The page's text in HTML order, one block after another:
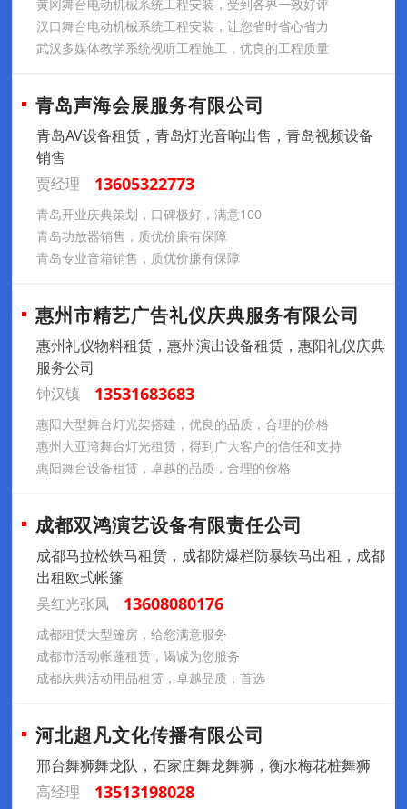
黄冈舞台电动机械系统工程安装，受到各界一致好评
汉口舞台电动机械系统工程安装，让您省时省心省力
武汉多媒体教学系统视听工程施工，优良的工程质量
青岛声海会展服务有限公司
青岛AV设备租赁，青岛灯光音响出售，青岛视频设备
销售
贾经理
13605322773
青岛开业庆典策划，口碑极好，满意100
青岛功放器销售，质优价廉有保障
青岛专业音箱销售，质优价廉有保障
惠州市精艺广告礼仪庆典服务有限公司
惠州礼仪物料租赁，惠州演出设备租赁，惠阳礼仪庆典
服务公司
钟汉镇
13531683683
惠阳大型舞台灯光架搭建，优良的品质，合理的价格
惠州大亚湾舞台灯光租赁，得到广大客户的信任和支持
惠阳舞台设备租赁，卓越的品质，合理的价格
成都双鸿演艺设备有限责任公司
成都马拉松铁马租赁，成都防爆栏防暴铁马出租，成都
出租欧式帐篷
吴红光张凤
13608080176
成都租赁大型篷房，给您满意服务
成都市活动帐蓬租赁，谒诚为您服务
成都庆典活动用品租赁，卓越品质，首选
河北超凡文化传播有限公司
邢台舞狮舞龙队，石家庄舞龙舞狮，衡水梅花桩舞狮
高经理
13513198028